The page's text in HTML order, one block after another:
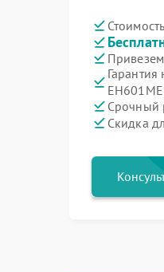
Срочный
Скидка